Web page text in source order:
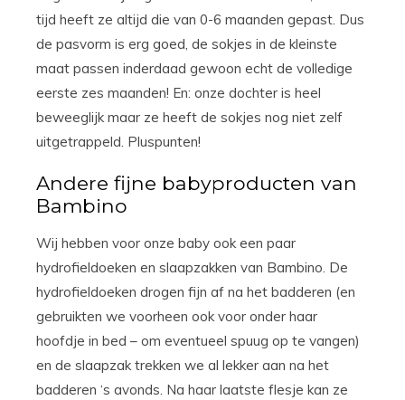
tijd heeft ze altijd die van 0-6 maanden gepast. Dus
de pasvorm is erg goed, de sokjes in de kleinste
maat passen inderdaad gewoon echt de volledige
eerste zes maanden! En: onze dochter is heel
beweeglijk maar ze heeft de sokjes nog niet zelf
uitgetrappeld. Pluspunten!
Andere fijne babyproducten van
Bambino
Wij hebben voor onze baby ook een paar
hydrofieldoeken en slaapzakken van Bambino. De
hydrofieldoeken drogen fijn af na het badderen (en
gebruikten we voorheen ook voor onder haar
hoofdje in bed – om eventueel spuug op te vangen)
en de slaapzak trekken we al lekker aan na het
badderen ‘s avonds. Na haar laatste flesje kan ze